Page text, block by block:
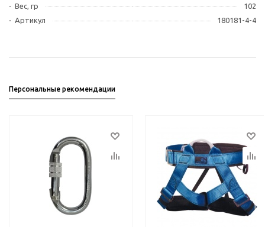
Вес, гр
102
Артикул
180181-4-4
Персональные рекомендации